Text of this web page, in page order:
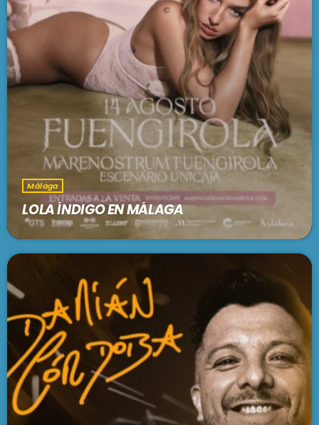
Málaga
LOLA ÍNDIGO EN MÁLAGA